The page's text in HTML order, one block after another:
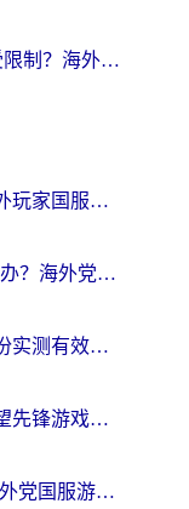
在越南看B站世界杯当前IP受限制？海外党体育观赛终极指南来了
国外可不可以打逆水寒？海外玩家国服畅玩终极指南（附漫威荒野乱斗加速方案）
在国外玩拳皇98OL延迟怎么办？海外党亲测有效的低延迟指南
国外打地铁逃生延迟高？这份实测有效的低延迟指南帮你吃鸡
海外玩守望先锋总卡顿？守望先锋游戏加速器在哪里买&避坑指南（附欧洲非洲游戏实测）
台湾怎么玩光·遇不卡顿？海外党国服游戏加速终极攻略（附实测体验）